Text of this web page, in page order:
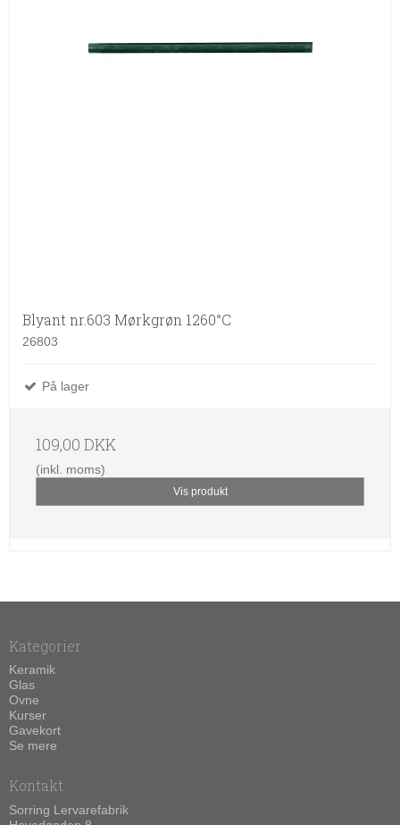
Blyant nr.603 Mørkgrøn 1260°C
26803
På lager
109,00 DKK
(inkl. moms)
Vis produkt
Kategorier
Keramik
Glas
Ovne
Kurser
Gavekort
Se mere
Kontakt
Sorring Lervarefabrik